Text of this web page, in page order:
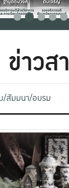
ข่าว
/สัมมนา/อบรม